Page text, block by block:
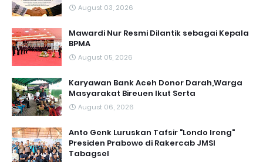
August 03, 2026
Mawardi Nur Resmi Dilantik sebagai Kepala
BPMA
August 05, 2026
Karyawan Bank Aceh Donor Darah,Warga
Masyarakat Bireuen Ikut Serta
August 06, 2026
Anto Genk Luruskan Tafsir "Londo Ireng"
Presiden Prabowo di Rakercab JMSI
Tabagsel